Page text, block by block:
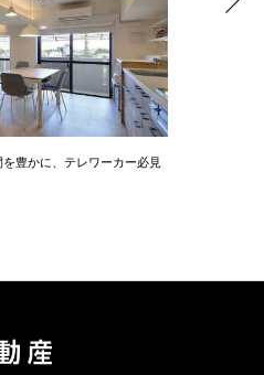
豊かに、テレワーカー必見